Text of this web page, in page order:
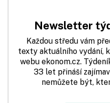
Newsletter
Každou středu vám
texty aktuálního vydání,
webu ekonom.cz.
33 let přináší
nemůžete být,